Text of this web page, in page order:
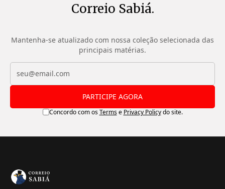
Correio Sabiá.
Mantenha-se atualizado com nossa coleção selecionada das
principais matérias.
PARTICIPE AGORA
Concordo com osTermse Privacy Policydo site.